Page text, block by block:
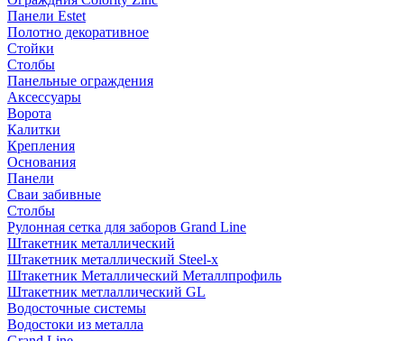
Панели Estet
Полотно декоративное
Стойки
Столбы
Панельные ограждения
Аксессуары
Ворота
Калитки
Крепления
Основания
Панели
Сваи забивные
Столбы
Рулонная сетка для заборов Grand Line
Штакетник металлический
Штакетник металлический Steel-x
Штакетник Металлический Металлпрофиль
Штакетник метлаллический GL
Водосточные системы
Водостоки из металла